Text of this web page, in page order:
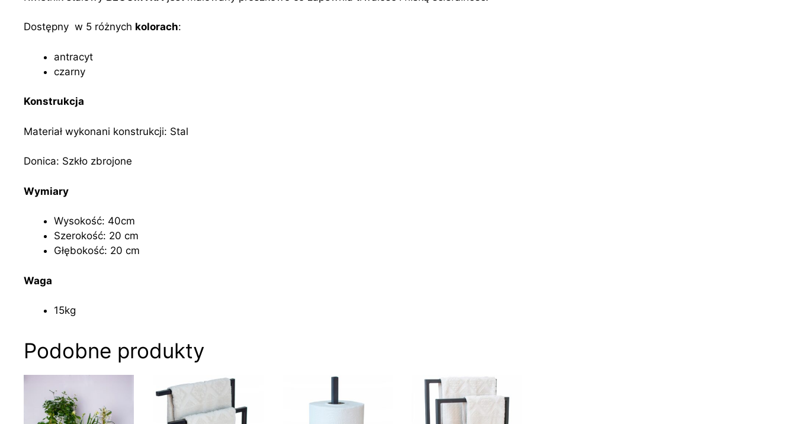
Dostępny w 5 różnych kolorach:
antracyt
czarny
Konstrukcja
Materiał wykonani konstrukcji: Stal
Donica: Szkło zbrojone
Wymiary
Wysokość: 40cm
Szerokość: 20 cm
Głębokość: 20 cm
Waga
15kg
Podobne produkty